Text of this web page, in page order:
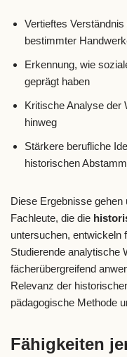
Vertieftes
bestimmter
Erkennung, wie
geprägt haben
Kritische Analyse der
hinweg
Stärkere berufliche
historischen
Diese Ergebnisse
Fachleute, die die
untersuchen, entwickeln
Studierende analytische
fächerübergreifend
Relevanz der
pädagogische Methode
Fähigkeiten